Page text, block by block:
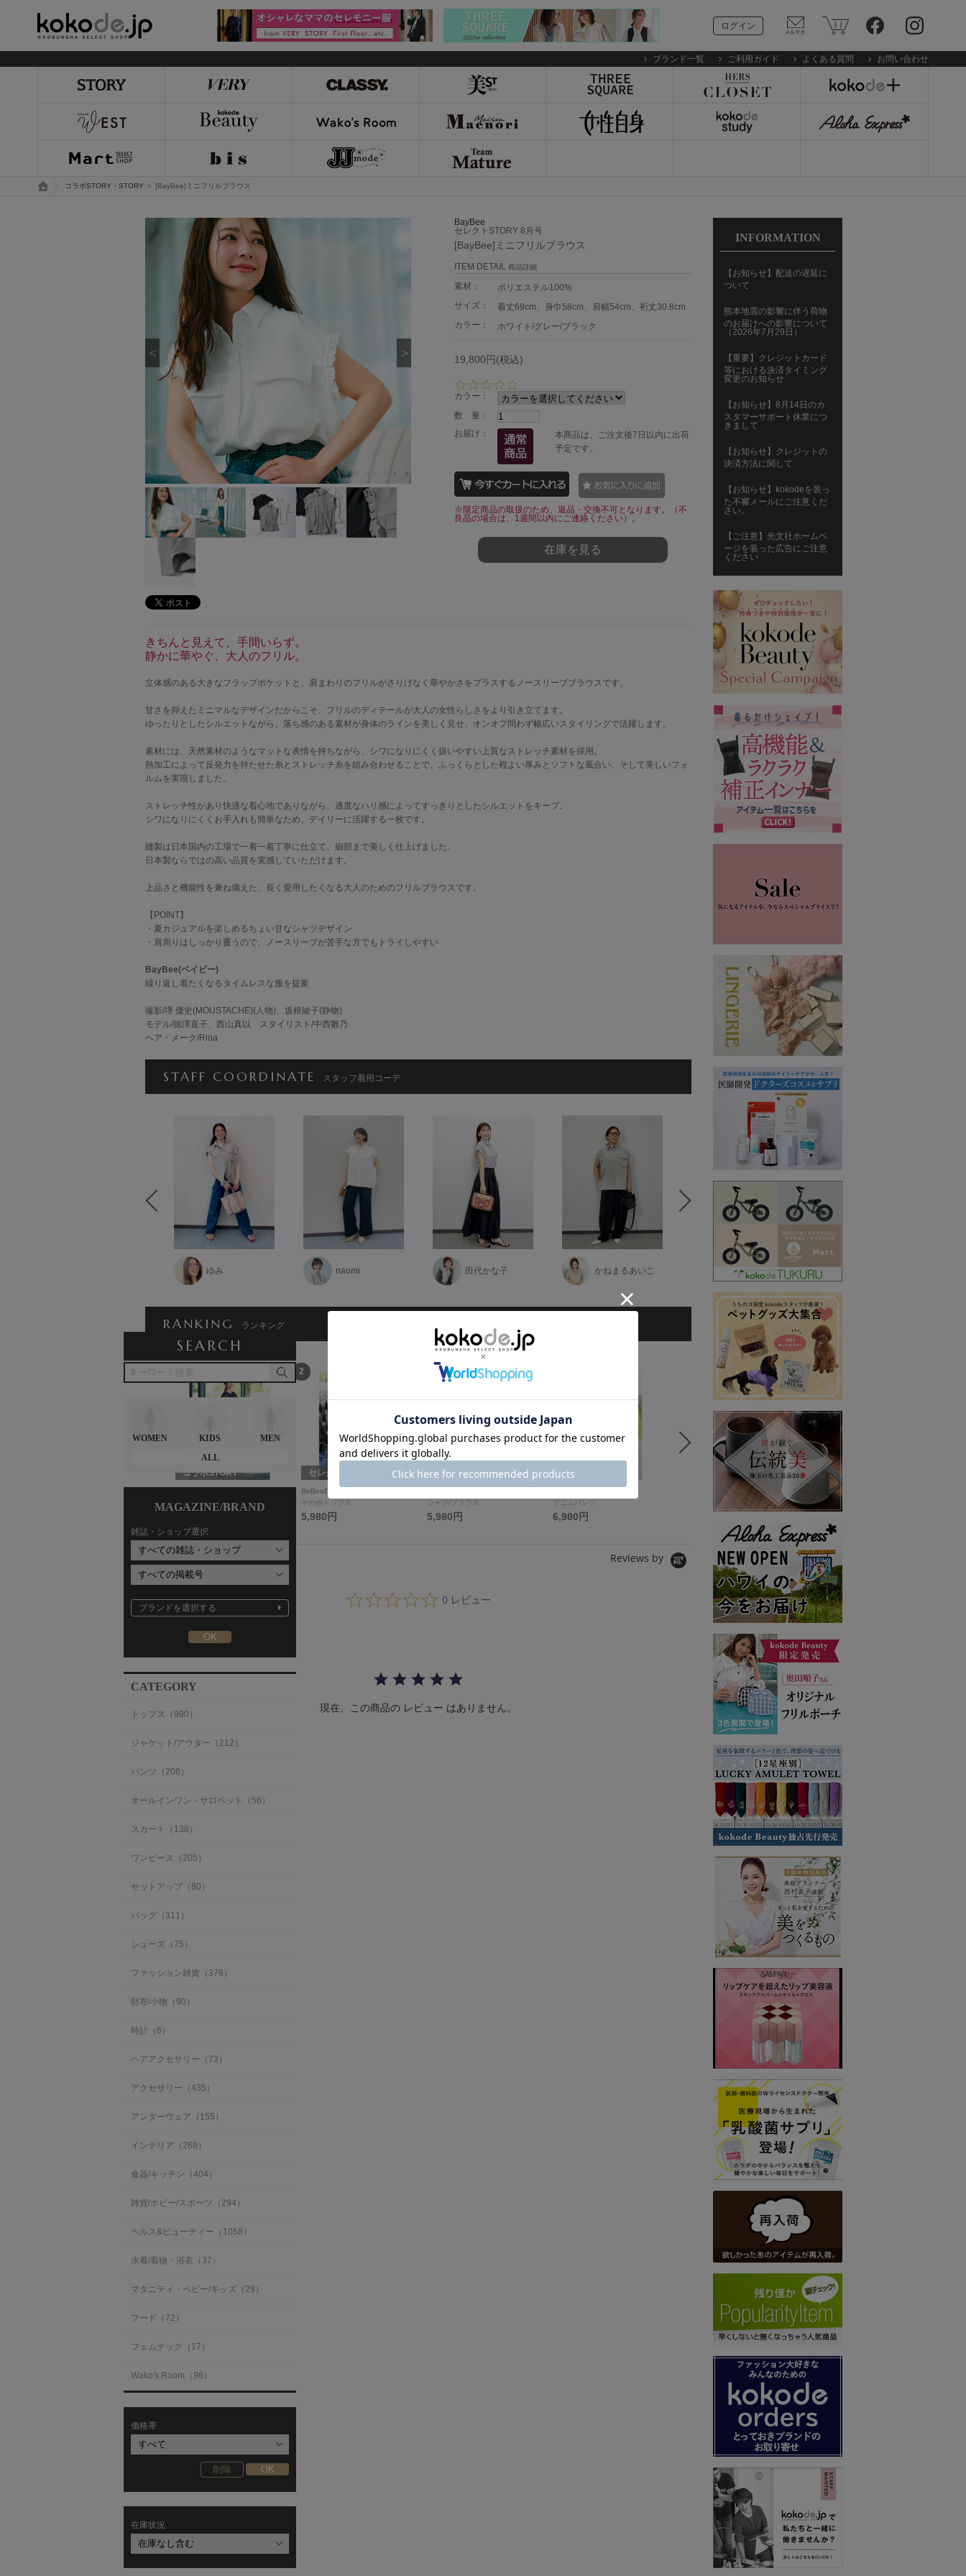
ログイン
ブランド一覧 ご利用ガイド よくある質問 お問い合わせ
トップページ
コラボSTORY・STORY ＞ [BayBee]ミニフリルブラウス
SEARCH
WOMEN KIDS
MEN
ALL
MAGAZINE/BRAND
雑誌・ショップ選択
ブランドを選択する
CATEGORY
トップス（990）
ジャケット/アウター（212）
パンツ（208）
オールインワン・サロペット（56）
スカート（138）
ワンピース（205）
セットアップ（80）
バッグ（311）
シューズ（75）
ファッション雑貨（378）
財布/小物（90）
時計（6）
ヘアアクセサリー（73）
アクセサリー（435）
アンダーウェア（155）
インテリア（268）
食器/キッチン（404）
雑貨/ホビー/スポーツ（294）
ヘルス&ビューティー（1058）
水着/着物・浴衣（37）
マタニティ・ベビー/キッズ（29）
フード（72）
フェムテック（17）
Wako's Room（96）
価格帯
在庫状況
BayBee
セレクトSTORY 8月号
[BayBee]ミニフリルブラウス
ITEM DETAIL 商品詳細
素材：
ポリエステル100%
サイズ：
着丈69cm、身巾58cm、肩幅54cm、裄丈30.8cm
カラー：
ホワイト/グレー/ブラック
19,800円(税込)
0
s
t
a
r
r
a
t
i
n
g
カラー：
数 量：
お届け：
本商品は、ご注文後7日以内に出荷
予定です。
※限定商品の取扱のため、返品・交換不可となります。（不
良品の場合は、1週間以内にご連絡ください）。
在庫を見る
きちんと見えて、手間いらず。
静かに華やぐ、大人のフリル。
立体感のある大きなフラップポケットと、肩まわりのフリルがさりげなく華やかさをプラスするノースリーブブラウスです。
甘さを抑えたミニマルなデザインだからこそ、フリルのディテールが大人の女性らしさをより引き立てます。
ゆったりとしたシルエットながら、落ち感のある素材が身体のラインを美しく見せ、オンオフ問わず幅広いスタイリングで活躍します。
素材には、天然素材のようなマットな表情を持ちながら、シワになりにくく扱いやすい上質なストレッチ素材を採用。
熱加工によって反発力を持たせた糸とストレッチ糸を組み合わせることで、ふっくらとした程よい厚みとソフトな風合い、そして美しいフォ
ルムを実現しました。
ストレッチ性があり快適な着心地でありながら、適度なハリ感によってすっきりとしたシルエットをキープ。
シワになりにくくお手入れも簡単なため、デイリーに活躍する一枚です。
縫製は日本国内の工場で一着一着丁寧に仕立て、細部まで美しく仕上げました。
日本製ならではの高い品質を実感していただけます。
上品さと機能性を兼ね備えた、長く愛用したくなる大人のためのフリルブラウスです。
【POINT】
・夏カジュアルを楽しめるちょい甘なシャツデザイン
・肩周りはしっかり覆うので、ノースリーブが苦手な方でもトライしやすい
BayBee(ベイビー)
繰り返し着たくなるタイムレスな服を提案
撮影/堺 優史(MOUSTACHE)(人物)、坂根綾子(静物)
モデル/徳澤直子、西山真以 スタイリスト/中西雛乃
ヘア・メーク/Rina
STAFF COORDINATE スタッフ着用コーデ
ゆみ naomi 田代かな子 かねまるあいこ YUKIE
RANKING ランキング
コラボSTORY
ワンピース
2
セレクトSTORY
BeBeoD
その他トップス
5,980円
セレクトSTORY
シャツ/ブラウス
5,980円
セレクトSTORY
デニムパンツ
6,980円
コラボSTORY
シャツ/ブラウス
6
コラボSTORY
MERI
ワンピース
Reviews by
0.
0
a
0 レビュー
現在、この商品の レビュー はありません。
INFORMATION
【お知らせ】配送の遅延に
ついて
熊本地震の影響に伴う荷物
のお届けへの影響について
（2026年7月29日）
【重要】クレジットカード
等における決済タイミング
変更のお知らせ
【お知らせ】8月14日のカ
スタマーサポート休業につ
きまして
【お知らせ】クレジットの
決済方法に関して
【お知らせ】kokodeを装っ
た不審メールにご注意くだ
さい。
【ご注意】光文社ホームペ
ージを装った広告にご注意
ください